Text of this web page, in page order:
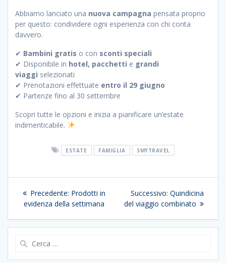
Abbiamo lanciato una nuova campagna pensata proprio
per questo: condividere ogni esperienza con chi conta
davvero.
✔ Bambini gratis o con sconti speciali
✔ Disponibile in hotel, pacchetti e grandi
viaggi selezionati
✔ Prenotazioni effettuate entro il 29 giugno
✔ Partenze fino al 30 settembre
Scopri tutte le opzioni e inizia a pianificare un’estate
indimenticabile.
ESTATE FAMIGLIA SMYTRAVEL
Navigazione
articoli
Precedente: Articolo
precedente:
Prodotti in
evidenza della settimana
Successivo: Articolo
successivo:
Quindicina
del viaggio combinato